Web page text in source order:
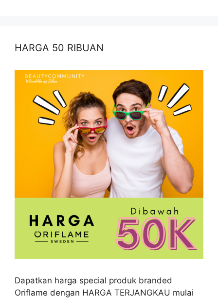
HARGA 50 RIBUAN
Dapatkan harga special produk branded
Oriflame dengan HARGA TERJANGKAU mulai